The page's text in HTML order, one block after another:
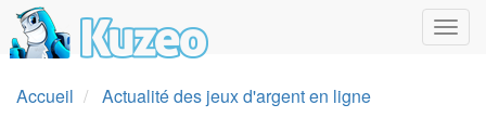
Accueil Actualité des jeux d'argent en ligne